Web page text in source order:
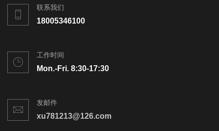
联系我们
18005346100
工作时间
Mon.-Fri. 8:30-17:30
发邮件
xu781213@126.com